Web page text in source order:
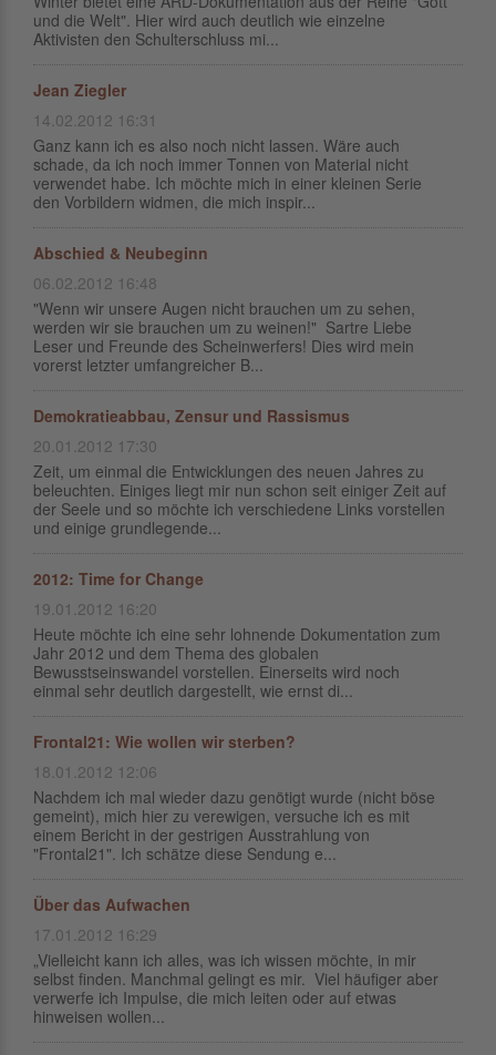
und die Welt". Hier wird auch deutlich wie einzelne
Aktivisten den Schulterschluss mi...
Jean Ziegler
14.02.2012 16:31
Ganz kann ich es also noch nicht lassen. Wäre auch
schade, da ich noch immer Tonnen von Material nicht
verwendet habe. Ich möchte mich in einer kleinen Serie
den Vorbildern widmen, die mich inspir...
Abschied & Neubeginn
06.02.2012 16:48
"Wenn wir unsere Augen nicht brauchen um zu sehen,
werden wir sie brauchen um zu weinen!" Sartre Liebe
Leser und Freunde des Scheinwerfers! Dies wird mein
vorerst letzter umfangreicher B...
Demokratieabbau, Zensur und Rassismus
20.01.2012 17:30
Zeit, um einmal die Entwicklungen des neuen Jahres zu
beleuchten. Einiges liegt mir nun schon seit einiger Zeit auf
der Seele und so möchte ich verschiedene Links vorstellen
und einige grundlegende...
2012: Time for Change
19.01.2012 16:20
Heute möchte ich eine sehr lohnende Dokumentation zum
Jahr 2012 und dem Thema des globalen
Bewusstseinswandel vorstellen. Einerseits wird noch
einmal sehr deutlich dargestellt, wie ernst di...
Frontal21: Wie wollen wir sterben?
18.01.2012 12:06
Nachdem ich mal wieder dazu genötigt wurde (nicht böse
gemeint), mich hier zu verewigen, versuche ich es mit
einem Bericht in der gestrigen Ausstrahlung von
"Frontal21". Ich schätze diese Sendung e...
Über das Aufwachen
17.01.2012 16:29
„Vielleicht kann ich alles, was ich wissen möchte, in mir
selbst finden. Manchmal gelingt es mir. Viel häufiger aber
verwerfe ich Impulse, die mich leiten oder auf etwas
hinweisen wollen...